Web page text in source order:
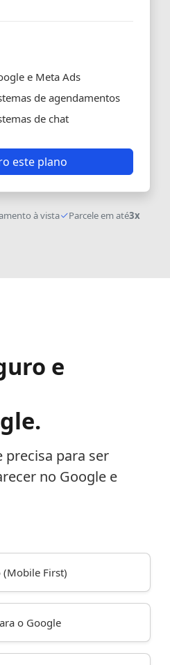
e Meta Ads
de agendamentos
de chat
este plano
à vista Parcele em até3x
e
precisa para ser
no Google e
(Mobile First)
o Google